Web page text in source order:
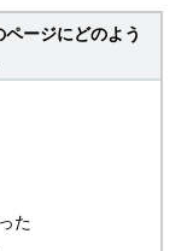
ージにどのよう
た